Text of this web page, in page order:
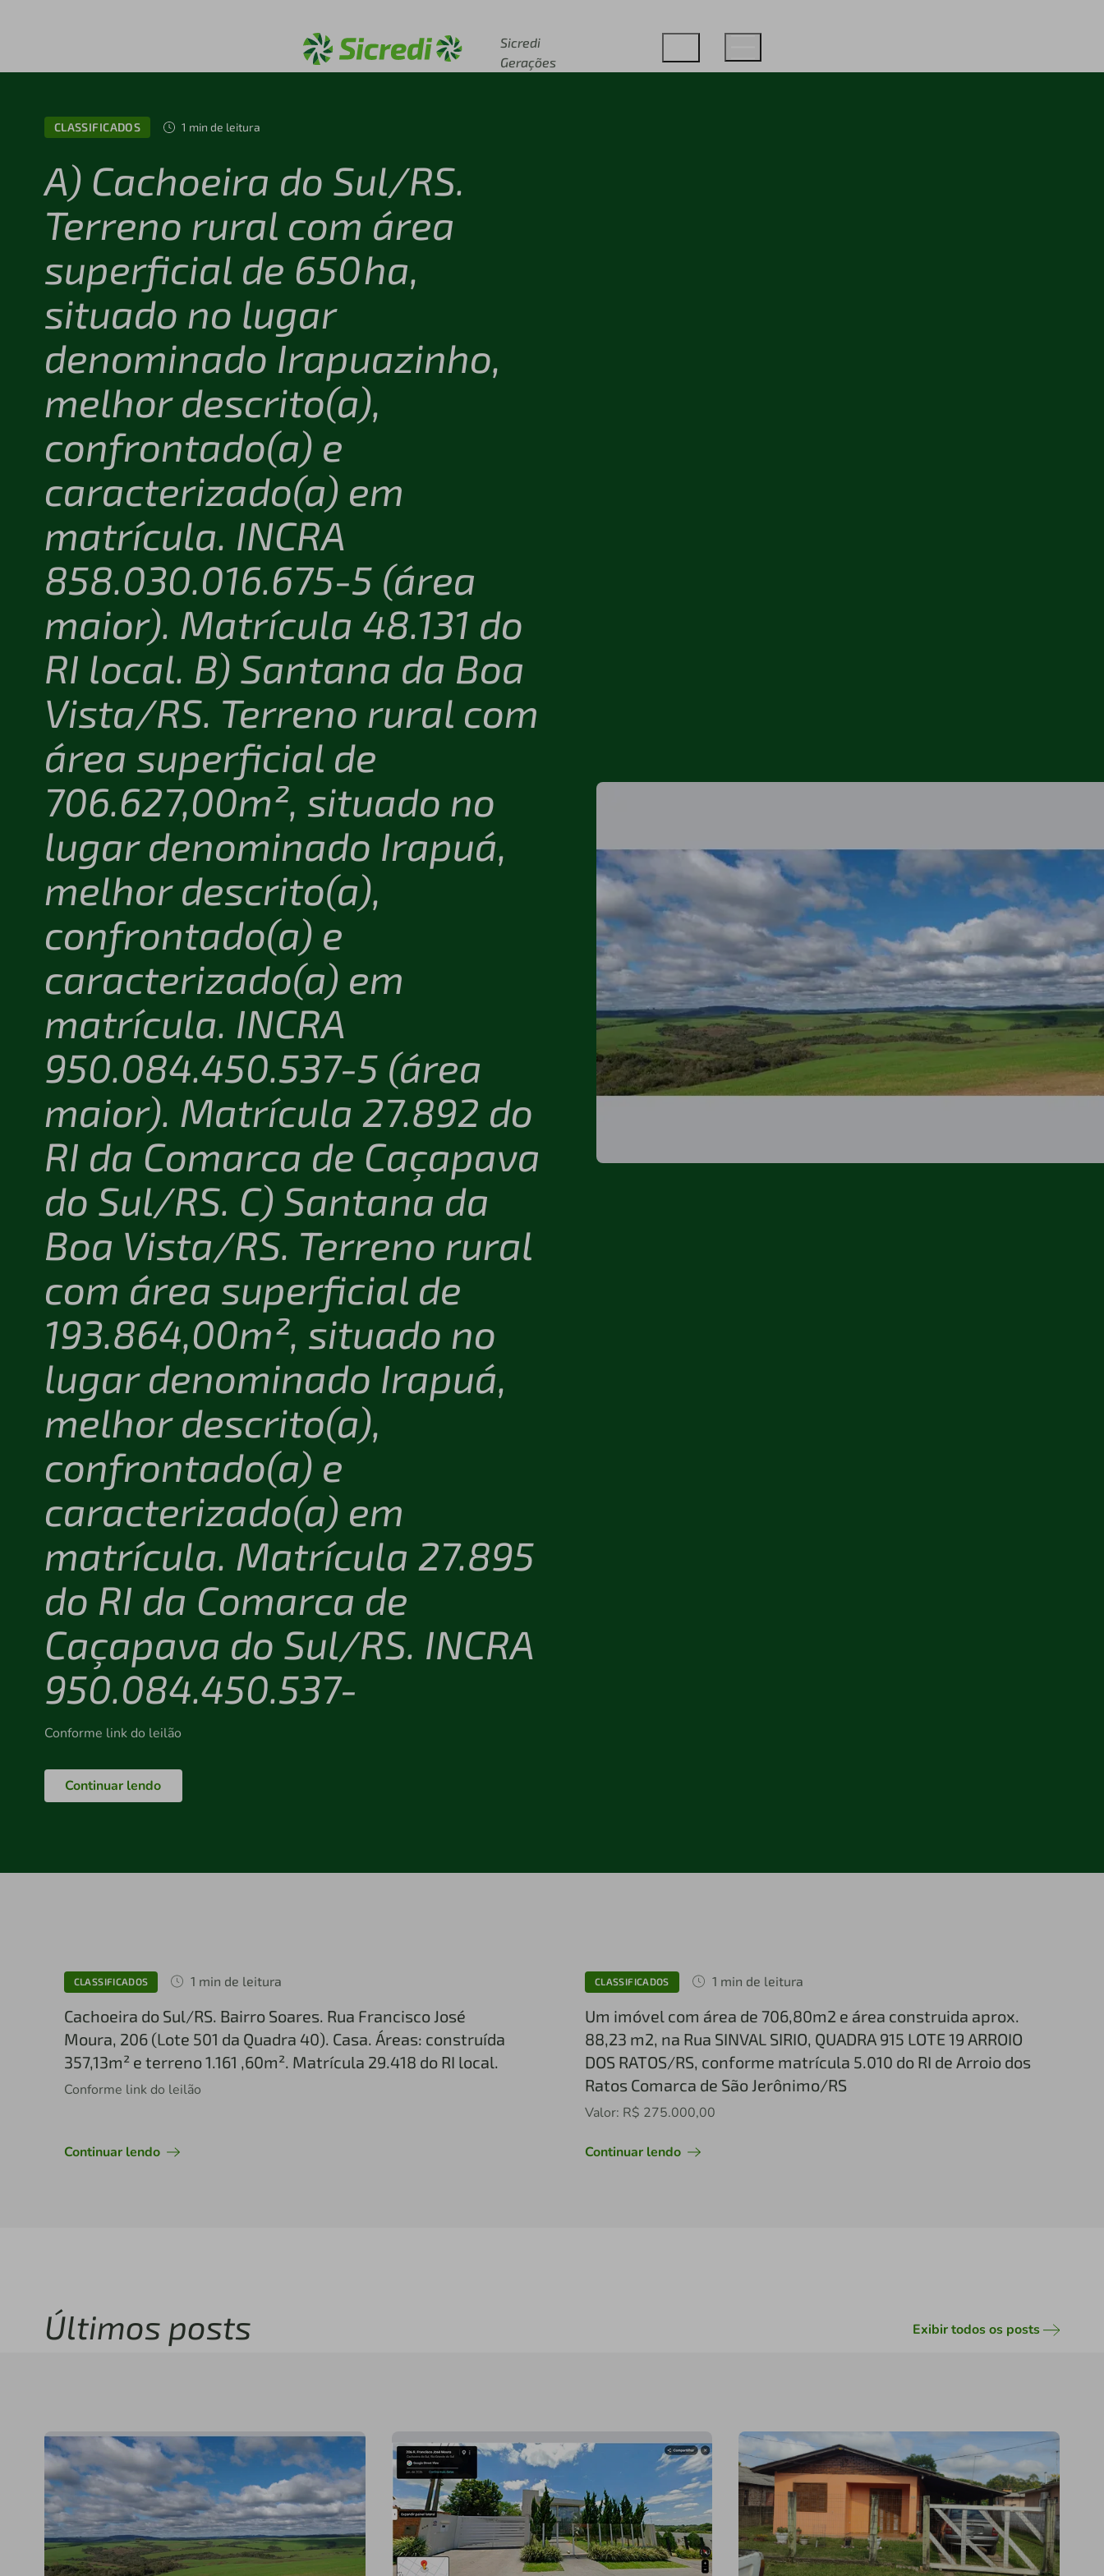
Sicredi
Gerações
CLASSIFICADOS 1 min de leitura
A) Cachoeira do Sul/RS.
Terreno rural com área
superficial de 650ha,
situado no lugar
denominado Irapuazinho,
melhor descrito(a),
confrontado(a) e
caracterizado(a) em
matrícula. INCRA
858.030.016.675-5 (área
maior). Matrícula 48.131 do
RI local. B) Santana da Boa
Vista/RS. Terreno rural com
área superficial de
706.627,00m², situado no
lugar denominado Irapuá,
melhor descrito(a),
confrontado(a) e
caracterizado(a) em
matrícula. INCRA
950.084.450.537-5 (área
maior). Matrícula 27.892 do
RI da Comarca de Caçapava
do Sul/RS. C) Santana da
Boa Vista/RS. Terreno rural
com área superficial de
193.864,00m², situado no
lugar denominado Irapuá,
melhor descrito(a),
confrontado(a) e
caracterizado(a) em
matrícula. Matrícula 27.895
do RI da Comarca de
Caçapava do Sul/RS. INCRA
950.084.450.537-
Conforme link do leilão
Continuar lendo
CLASSIFICADOS 1 min de leitura
Cachoeira do Sul/RS. Bairro Soares. Rua Francisco José
Moura, 206 (Lote 501 da Quadra 40). Casa. Áreas: construída
357,13m² e terreno 1.161 ,60m². Matrícula 29.418 do RI local.
Conforme link do leilão
Continuar lendo
CLASSIFICADOS 1 min de leitura
Um imóvel com área de 706,80m2 e área construida aprox.
88,23 m2, na Rua SINVAL SIRIO, QUADRA 915 LOTE 19 ARROIO
DOS RATOS/RS, conforme matrícula 5.010 do RI de Arroio dos
Ratos Comarca de São Jerônimo/RS
Valor: R$ 275.000,00
Continuar lendo
Últimos posts Exibir todos os posts